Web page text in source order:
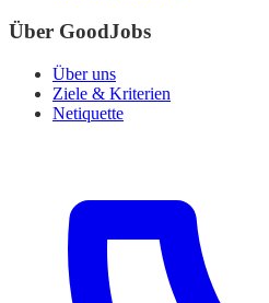
Über GoodJobs
Über uns
Ziele & Kriterien
Netiquette